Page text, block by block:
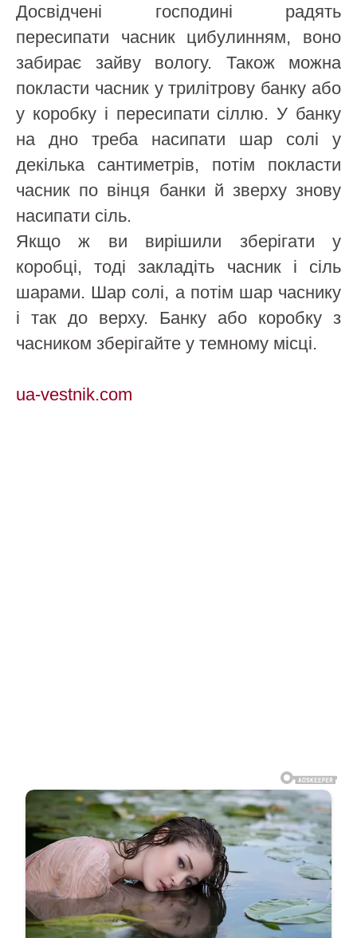
Досвідчені господині радять
пересипати часник цибулинням, воно
забирає зайву вологу. Також можна
покласти часник у трилітрову банку або
у коробку і пересипати сіллю. У банку
на дно треба насипати шар солі у
декілька сантиметрів, потім покласти
часник по вінця банки й зверху знову
насипати сіль.
Якщо ж ви вирішили зберігати у
коробці, тоді закладіть часник і сіль
шарами. Шар солі, а потім шар часнику
і так до верху. Банку або коробку з
часником зберігайте у темному місці.
ua-vestnik.com